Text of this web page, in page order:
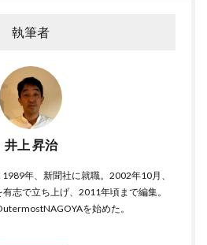
執筆者
井上 昇治
年、新聞社に就職。2002年10月、
志で立ち上げ、2011年頃まで編集。
を始めた。